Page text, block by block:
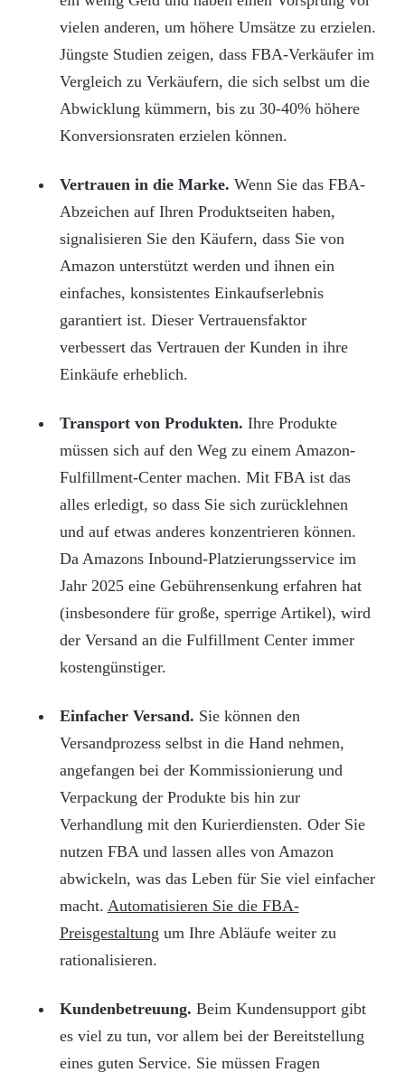
vielen anderen, um höhere Umsätze zu erzielen.
Jüngste Studien zeigen, dass FBA-Verkäufer im
Vergleich zu Verkäufern, die sich selbst um die
Abwicklung kümmern, bis zu 30-40% höhere
Konversionsraten erzielen können.
Vertrauen in die Marke. Wenn Sie das FBA-
Abzeichen auf Ihren Produktseiten haben,
signalisieren Sie den Käufern, dass Sie von
Amazon unterstützt werden und ihnen ein
einfaches, konsistentes Einkaufserlebnis
garantiert ist. Dieser Vertrauensfaktor
verbessert das Vertrauen der Kunden in ihre
Einkäufe erheblich.
Transport von Produkten. Ihre Produkte
müssen sich auf den Weg zu einem Amazon-
Fulfillment-Center machen. Mit FBA ist das
alles erledigt, so dass Sie sich zurücklehnen
und auf etwas anderes konzentrieren können.
Da Amazons Inbound-Platzierungsservice im
Jahr 2025 eine Gebührensenkung erfahren hat
(insbesondere für große, sperrige Artikel), wird
der Versand an die Fulfillment Center immer
kostengünstiger.
Einfacher Versand. Sie können den
Versandprozess selbst in die Hand nehmen,
angefangen bei der Kommissionierung und
Verpackung der Produkte bis hin zur
Verhandlung mit den Kurierdiensten. Oder Sie
nutzen FBA und lassen alles von Amazon
abwickeln, was das Leben für Sie viel einfacher
macht. Automatisieren Sie die FBA-
Preisgestaltung um Ihre Abläufe weiter zu
rationalisieren.
Kundenbetreuung. Beim Kundensupport gibt
es viel zu tun, vor allem bei der Bereitstellung
eines guten Service. Sie müssen Fragen